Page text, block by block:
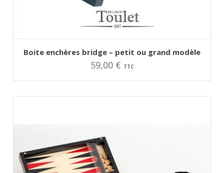
Ce
produit
a
variations.
Boite enchères bridge – petit ou grand modèle
59,00 € TTC